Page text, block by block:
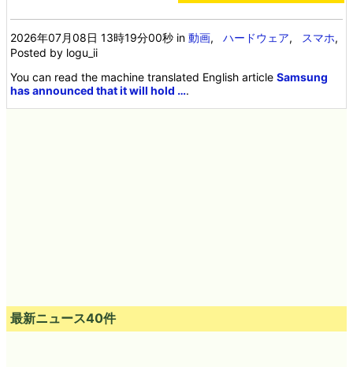
2026年07月08日 13時19分00秒 in動画,ハードウェア, スマホ,
Posted by logu_ii
You can read the machine translated English articleSamsung
has announced that it will hold ….
最新ニュース40件